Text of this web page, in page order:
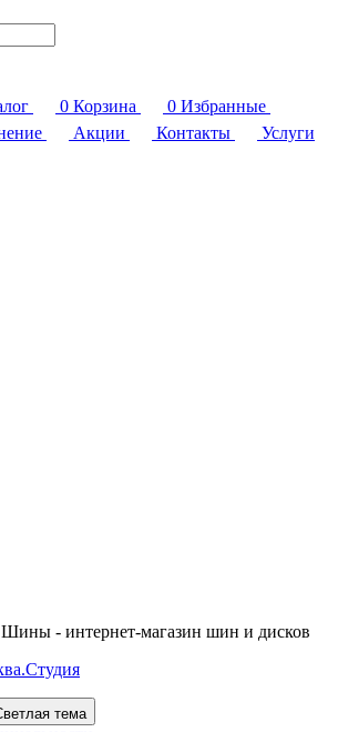
0 Корзина 0 Избранные
Акции Контакты Услуги
- интернет-магазин шин и дисков
тема